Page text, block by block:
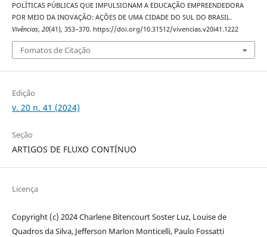
POLÍTICAS PÚBLICAS QUE IMPULSIONAM A EDUCAÇÃO EMPREENDEDORA
POR MEIO DA INOVAÇÃO: AÇÕES DE UMA CIDADE DO SUL DO BRASIL.
Vivências, 20(41), 353–370. https://doi.org/10.31512/vivencias.v20i41.1222
Fomatos de Citação
Edição
v. 20 n. 41 (2024)
Seção
ARTIGOS DE FLUXO CONTÍNUO
Licença
Copyright (c) 2024 Charlene Bitencourt Soster Luz, Louise de
Quadros da Silva, Jefferson Marlon Monticelli, Paulo Fossatti